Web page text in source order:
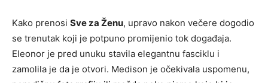
Kako prenosi Sve za Ženu, upravo nakon večere dogodio
se trenutak koji je potpuno promijenio tok događaja.
Eleonor je pred unuku stavila elegantnu fasciklu i
zamolila je da je otvori. Medison je očekivala uspomenu,